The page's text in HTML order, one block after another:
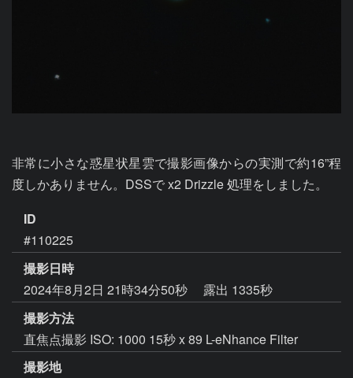
非常に小さな惑星状星雲で撮影画像からの実測で約16”程
度しかありません。DSSで x2 Drizzle 処理をしました。
ID
#110225
撮影日時
2024年8月2日 21時34分50秒
露出 1335秒
撮影方法
直焦点撮影 ISO: 1000 15秒 x 89 L-eNhance Filter
撮影地